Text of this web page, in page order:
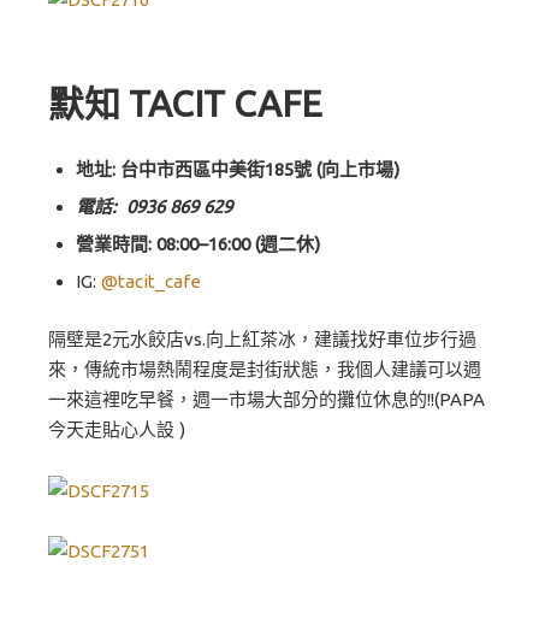
默知 TACIT CAFE
地址: 台中市西區中美街185號 (向上市場)
電話: 0936 869 629
營業時間: 08:00–16:00 (週二休)
IG: @tacit_cafe
隔壁是2元水餃店vs.向上紅茶冰，建議找好車位步行過
來，傳統市場熱鬧程度是封街狀態，我個人建議可以週
一來這裡吃早餐，週一市場大部分的攤位休息的!!(PAPA
今天走貼心人設 )